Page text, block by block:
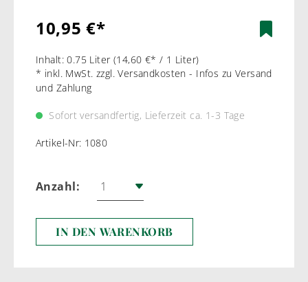
10,95 €*
Inhalt:0.75 Liter (14,60 €* / 1 Liter)
* inkl. MwSt. zzgl. Versandkosten - Infos zu Versand
und Zahlung
Sofort versandfertig, Lieferzeit ca. 1-3 Tage
Artikel-Nr: 1080
Anzahl:
IN DEN WARENKORB